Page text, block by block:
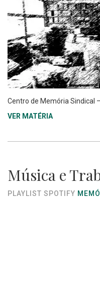
Centro de Memória Sindical
VER MATÉRIA
Música e
PLAYLIST SPOTIFY